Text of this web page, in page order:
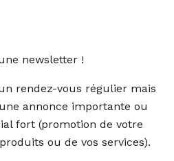
newsletter !
rendez-vous régulier mais
annonce importante ou
fort (promotion de votre
ou de vos services).